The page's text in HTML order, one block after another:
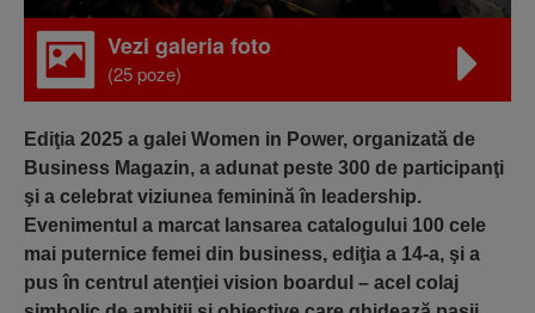
Vezi galeria foto
(25 poze)
Ediţia 2025 a galei Women in Power, organizată de
Business Magazin, a adunat peste 300 de participanţi
şi a celebrat viziunea feminină în leadership.
Evenimentul a marcat lansarea catalogului 100 cele
mai puternice femei din business, ediţia a 14-a, şi a
pus în centrul atenţiei vision boardul – acel colaj